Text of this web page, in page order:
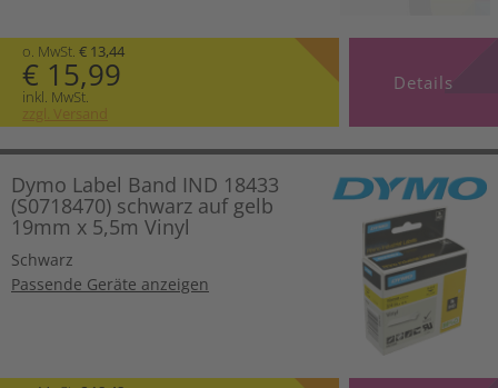
o. MwSt. € 13,44
€ 15,99
inkl. MwSt.
zzgl. Versand
Details
Dymo Label Band IND 18433
(S0718470) schwarz auf gelb
19mm x 5,5m Vinyl
Schwarz
Passende Geräte anzeigen